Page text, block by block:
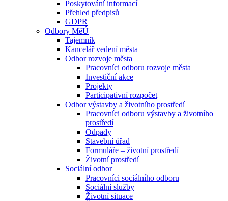
Poskytování informací
Přehled předpisů
GDPR
Odbory MěÚ
Tajemník
Kancelář vedení města
Odbor rozvoje města
Pracovníci odboru rozvoje města
Investiční akce
Projekty
Participativní rozpočet
Odbor výstavby a životního prostředí
Pracovníci odboru výstavby a životního
prostředí
Odpady
Stavební úřad
Formuláře – životní prostředí
Životní prostředí
Sociální odbor
Pracovníci sociálního odboru
Sociální služby
Životní situace